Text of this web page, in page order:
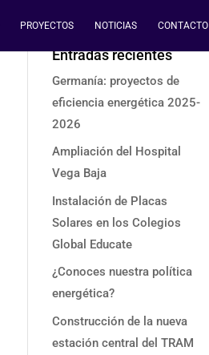
PROYECTOS NOTICIAS CONTACTO
Entradas recientes
Germanía: proyectos de
eficiencia energética 2025-
2026
Ampliación del Hospital
Vega Baja
Instalación de Placas
Solares en los Colegios
Global Educate
¿Conoces nuestra política
energética?
Construcción de la nueva
estación central del TRAM